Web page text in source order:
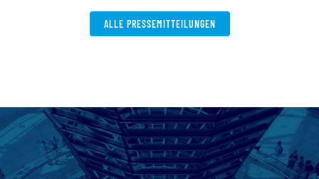
ALLE PRESSEMITTEILUNGEN